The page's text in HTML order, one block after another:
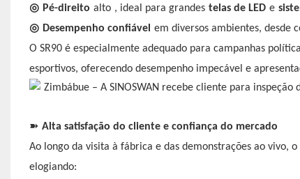
◎ Pé-direito alto , ideal para grandes telas de LED e
◎ Desempenho confiável em diversos ambientes, desde
O SR90 é especialmente adequado para campanhas
esportivos, oferecendo desempenho impecável e
➽ Alta satisfação do cliente e confiança do mercado
Ao longo da visita à fábrica e das demonstrações ao vivo,
elogiando: